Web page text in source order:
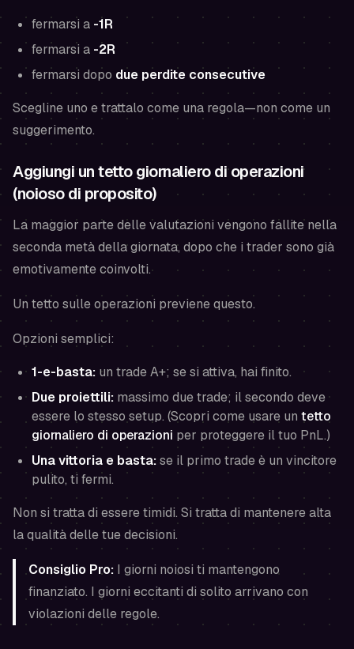
fermarsi a -1R
fermarsi a -2R
fermarsi dopo due perdite consecutive
Scegline uno e trattalo come una regola—non come un
suggerimento.
Aggiungi un tetto giornaliero di operazioni
(noioso di proposito)
La maggior parte delle valutazioni vengono fallite nella
seconda metà della giornata, dopo che i trader sono già
emotivamente coinvolti.
Un tetto sulle operazioni previene questo.
Opzioni semplici:
1-e-basta: un trade A+; se si attiva, hai finito.
Due proiettili: massimo due trade; il secondo deve
essere lo stesso setup. (Scopri come usare un tetto
giornaliero di operazioni per proteggere il tuo PnL.)
Una vittoria e basta:se il primo trade è un vincitore
pulito, ti fermi.
Non si tratta di essere timidi. Si tratta di mantenere alta
la qualità delle tue decisioni.
Consiglio Pro: I giorni noiosi ti mantengono
finanziato. I giorni eccitanti di solito arrivano con
violazioni delle regole.